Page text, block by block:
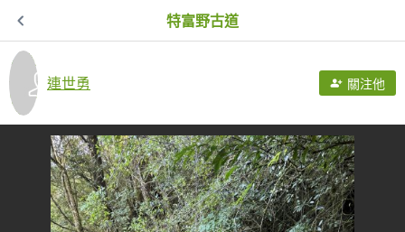
特富野古道
連世勇 關注他